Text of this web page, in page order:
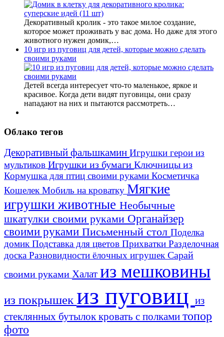
Декоративный кролик - это такое милое создание,
которое может проживать у вас дома. Но даже для этого
животного нужен домик,…
10 игр из пуговиц для детей, которые можно сделать
своими руками
Детей всегда интересует что-то маленькое, яркое и
красивое. Когда дети видят пуговицы, они сразу
нападают на них и пытаются рассмотреть…
Облако тегов
Декоративный фальшкамин Игрушки герои из
мультиков Игрушки из бумаги Ключницы из
Кормушка для птиц своими руками Косметичка
КошелекМобиль на кроватку Мягкие
игрушки животные Необычные
шкатулки своими руками Органайзер
своими руками Письменный стол Поделка
домикПодставка для цветов Прихватки Разделочная
доска Разновидности ёлочных игрушекСарай
своими руками Халат из мешковины
из покрышек из пуговиц из
стеклянных бутылоккровать с полками топор
фото